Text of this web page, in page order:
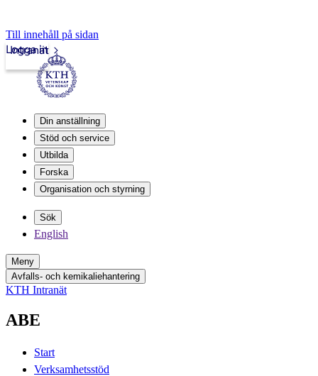
Till innehåll på sidan
Intranät
Logga in
Din anställning
Stöd och service
Utbilda
Forska
Organisation och styrning
Sök
English
Meny
Avfalls- och kemikaliehantering
KTH Intranät
ABE
Start
Verksamhetsstöd